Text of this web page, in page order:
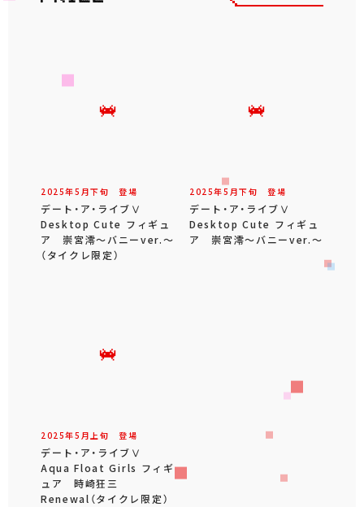
2025年5 月下旬 登場
デート・ア・ライブⅤ
Desktop Cute フィギュ
ア 崇宮澪～バニーver.～
（タイクレ限定）
2025年5 月下旬 登場
デート・ア・ライブⅤ
Desktop Cute フィギュ
ア 崇宮澪～バニーver.～
2025年5 月 上旬 登場
デート・ア・ライブⅤ
Aqua Float Girls フィギ
ュア 時崎狂三
Renewal（タイクレ限定）